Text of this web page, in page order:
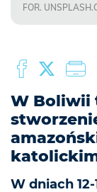
FOR.
W Boliwii
W dniach